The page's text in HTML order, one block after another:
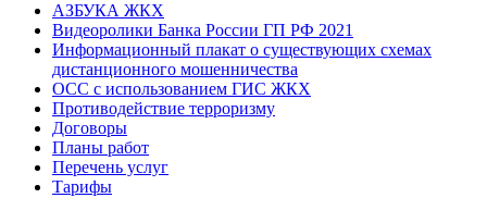
АЗБУКА ЖКХ
Видеоролики Банка России ГП РФ 2021
Информационный плакат о существующих схемах
дистанционного мошенничества
ОСС с использованием ГИС ЖКХ
Противодействие терроризму
Договоры
Планы работ
Перечень услуг
Тарифы